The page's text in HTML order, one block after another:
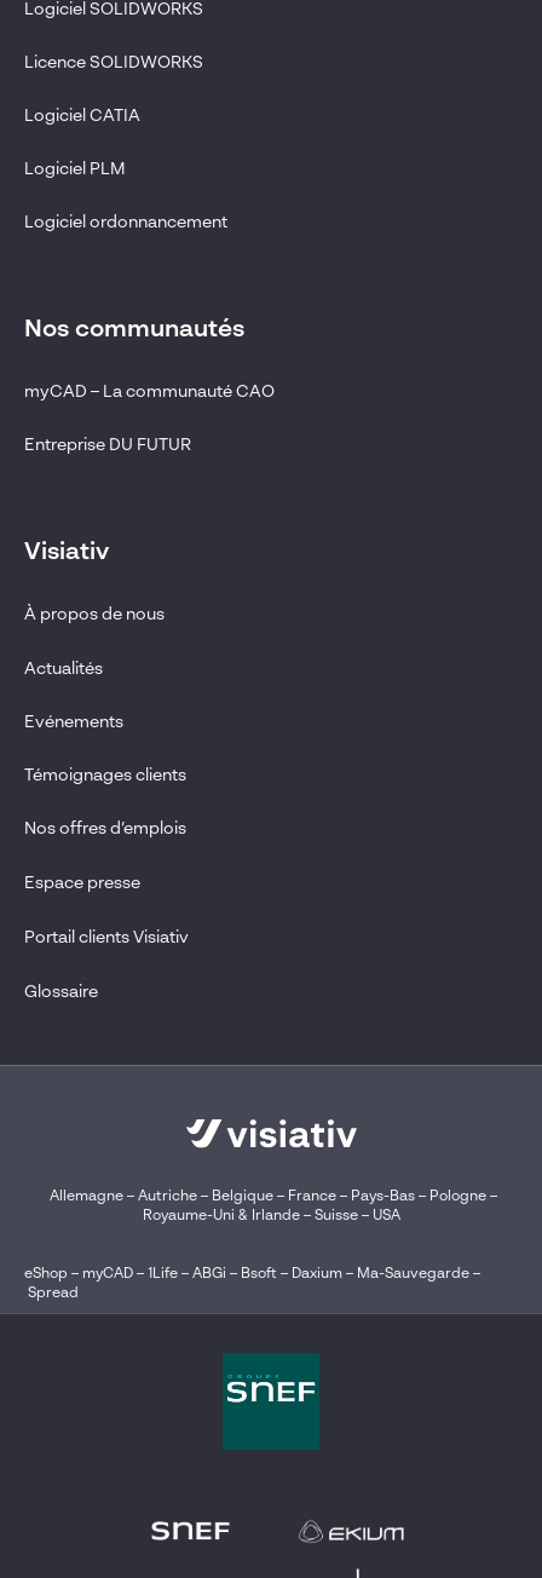
Logiciel SOLIDWORKS
Licence SOLIDWORKS
Logiciel CATIA
Logiciel PLM
Logiciel ordonnancement
Nos communautés
myCAD – La communauté CAO
Entreprise DU FUTUR
Visiativ
À propos de nous
Actualités
Evénements
Témoignages clients
Nos offres d’emplois
Espace presse
Portail clients Visiativ
Glossaire
Allemagne– Autriche– Belgique – France– Pays-Bas– Pologne–
Royaume-Uni & Irlande– Suisse– USA
eShop – myCAD – 1Life – ABGi – Bsoft – Daxium – Ma-Sauvegarde –
Spread